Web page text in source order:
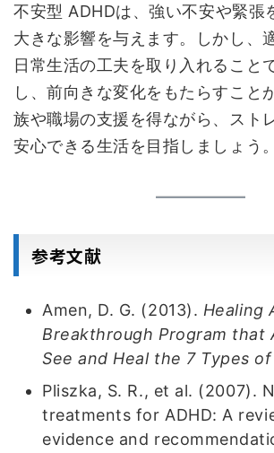
不安型 ADHDは、強い不安や緊張
大きな影響を与えます。しかし、
日常生活の工夫を取り入れること
し、前向きな変化をもたらすこと
族や職場の支援を得ながら、スト
安心できる生活を目指しましょう。
参考文献
Amen, D. G. (2013). Healing
Breakthrough Program that
See and Heal the 7 Types of
Pliszka, S. R., et al. (2007).
treatments for ADHD: A
evidence and